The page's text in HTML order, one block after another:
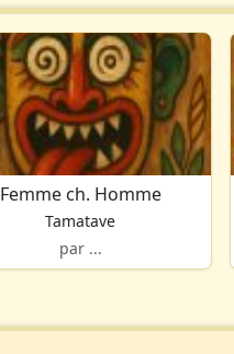
Femme ch. Homme
Tamatave
par ...